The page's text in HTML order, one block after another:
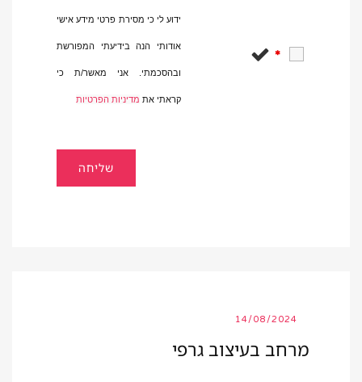
*
ידוע לי כי מסירת פרטי מידע אישי
אודותי הנה בידיעתי המפורשת
ובהסכמתי. אני מאשר/ת כי
קראתי את מדיניות הפרטיות
14/08/2024
מרחב בעיצוב גרפי